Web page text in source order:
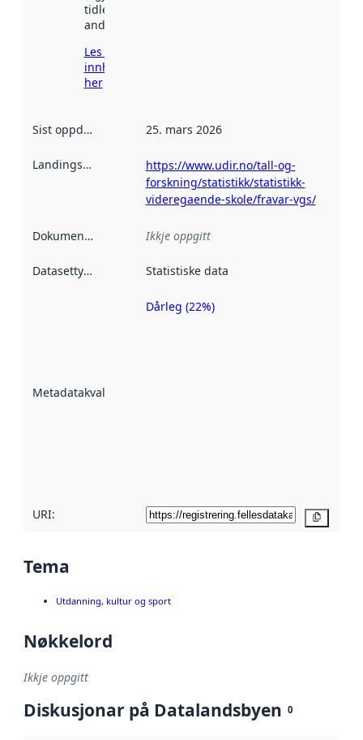
tidlegare
andre stader.
Les meir om
innhenting
her
Sist oppdatert 25. mars 2026
Landingsside
https://www.udir.no/tall-og-
forskning/statistikk/statistikk-
videregaende-skole/fravar-vgs/
Dokumentasjon Ikkje oppgitt
Datasettype Statistiske data
Metadatakvalitet
Metadatakvalitet
Dårleg (22%)
URI:
Tema
Utdanning, kultur og sport
Nøkkelord
Ikkje oppgitt
Diskusjonar på Datalandsbyen 0